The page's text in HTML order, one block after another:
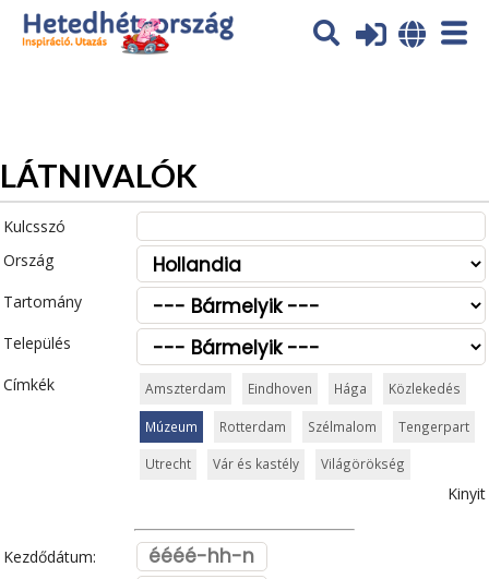
Az oldal sütiket (cookies) használ. További tájékoztatás itt:
Adatvédelmi tájékoztató
LÁTNIVALÓK
Kulcsszó
Ország
Tartomány
Település
Címkék
Amszterdam Eindhoven Hága Közlekedés
Múzeum Rotterdam Szélmalom Tengerpart
Utrecht Vár és kastély Világörökség
Kinyit
Kezdődátum: